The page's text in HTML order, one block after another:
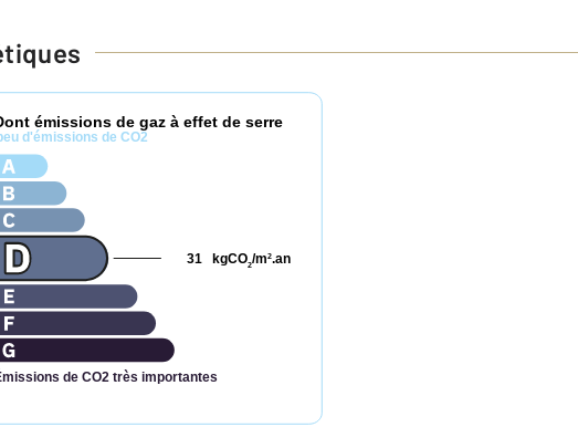
émissions de gaz à effet de serre
d'émissions de CO2
de CO2 très importantes
kgCO2/m2.an
31